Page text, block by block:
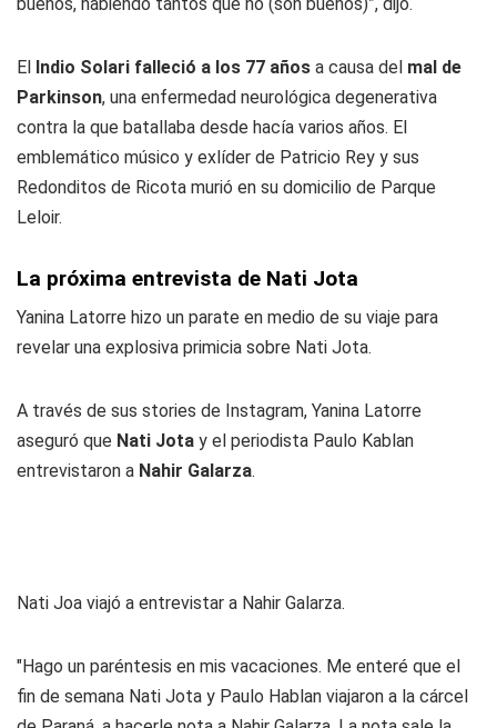
El Indio Solari falleció a los 77 años a causa del mal de
Parkinson, una enfermedad neurológica degenerativa
contra la que batallaba desde hacía varios años. El
emblemático músico y exlíder de Patricio Rey y sus
Redonditos de Ricota murió en su domicilio de Parque
Leloir.
La próxima entrevista de Nati Jota
Yanina Latorre hizo un parate en medio de su viaje para
revelar una explosiva primicia sobre Nati Jota.
A través de sus stories de Instagram, Yanina Latorre
aseguró que Nati Jota y el periodista Paulo Kablan
entrevistaron a Nahir Galarza.
Nati Joa viajó a entrevistar a Nahir Galarza.
"Hago un paréntesis en mis vacaciones. Me enteré que el
fin de semana Nati Jota y Paulo Hablan viajaron a la cárcel